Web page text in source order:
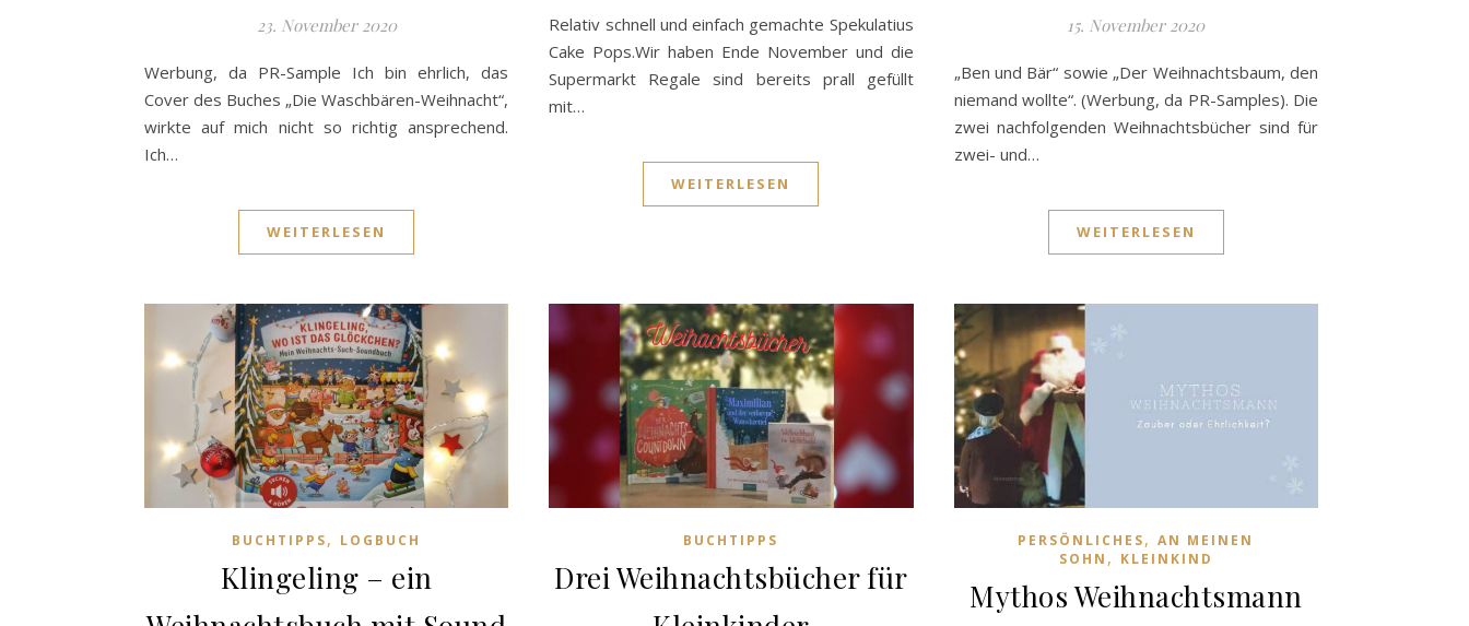
23. November 2020
Werbung, da PR-Sample Ich bin ehrlich, das
Cover des Buches „Die Waschbären-Weihnacht“,
wirkte auf mich nicht so richtig ansprechend.
Ich…
WEITERLESEN
Relativ schnell und einfach gemachte Spekulatius
Cake Pops.Wir haben Ende November und die
Supermarkt Regale sind bereits prall gefüllt
mit…
WEITERLESEN
15. November 2020
„Ben und Bär“ sowie „Der Weihnachtsbaum, den
niemand wollte“. (Werbung, da PR-Samples). Die
zwei nachfolgenden Weihnachtsbücher sind für
zwei- und…
WEITERLESEN
BUCHTIPPS, LOGBUCH
Klingeling – ein
BUCHTIPPS
Drei Weihnachtsbücher für
PERSÖNLICHES,AN MEINEN
SOHN , KLEINKIND
Mythos Weihnachtsmann